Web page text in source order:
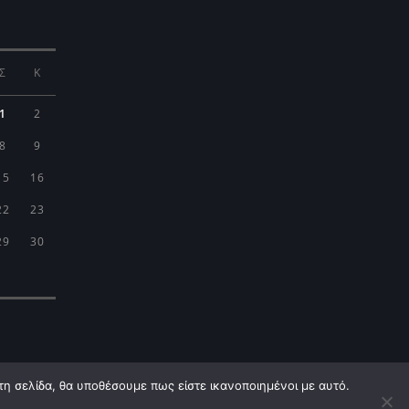
Κ
2
9
16
23
30
σελίδα, θα υποθέσουμε πως είστε ικανοποιημένοι με αυτό.